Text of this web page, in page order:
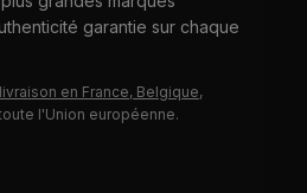
garantie sur chaque
livraison en France, Belgique,
l'Union européenne.